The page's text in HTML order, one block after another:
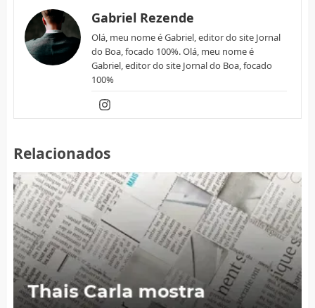
Gabriel Rezende
Olá, meu nome é Gabriel, editor do site Jornal
do Boa, focado 100%. Olá, meu nome é
Gabriel, editor do site Jornal do Boa, focado
100%
Relacionados